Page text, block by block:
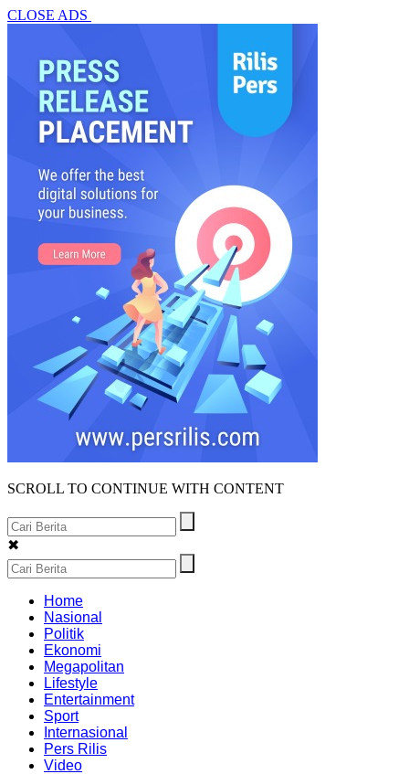
CLOSE ADS
SCROLL TO CONTINUE WITH CONTENT
✖
Home
Nasional
Politik
Ekonomi
Megapolitan
Lifestyle
Entertainment
Sport
Internasional
Pers Rilis
Video